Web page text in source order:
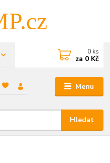
Menu
Hledat
0 ks
za 0 Kč